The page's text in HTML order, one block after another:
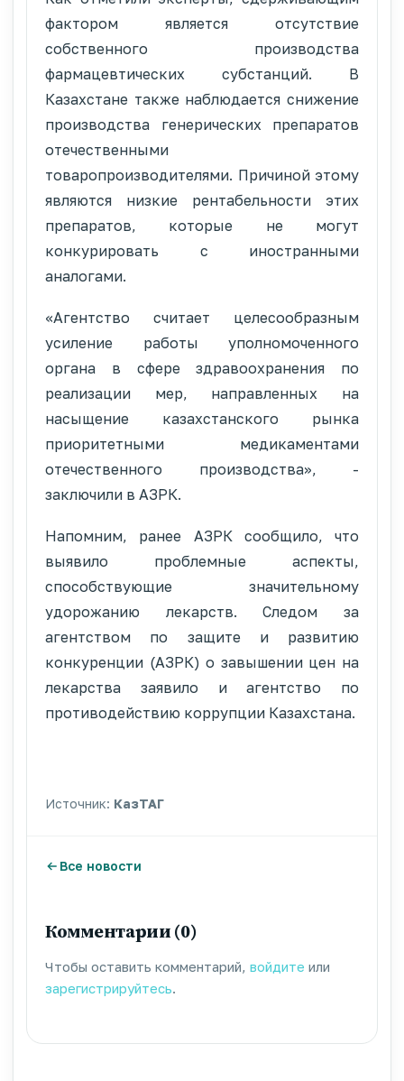
фактором является отсутствие
собственного производства
фармацевтических субстанций. В
Казахстане также наблюдается снижение
производства генерических препаратов
отечественными
товаропроизводителями. Причиной этому
являются низкие рентабельности этих
препаратов, которые не могут
конкурировать с иностранными
аналогами.
«Агентство считает целесообразным
усиление работы уполномоченного
органа в сфере здравоохранения по
реализации мер, направленных на
насыщение казахстанского рынка
приоритетными медикаментами
отечественного производства», -
заключили в АЗРК.
Напомним, ранее АЗРК сообщило, что
выявило проблемные аспекты,
способствующие значительному
удорожанию лекарств. Следом за
агентством по защите и развитию
конкуренции (АЗРК) о завышении цен на
лекарства заявило и агентство по
противодействию коррупции Казахстана.
Источник: КазТАГ
Все новости
Комментарии (0)
Чтобы оставить комментарий, войдите или
зарегистрируйтесь